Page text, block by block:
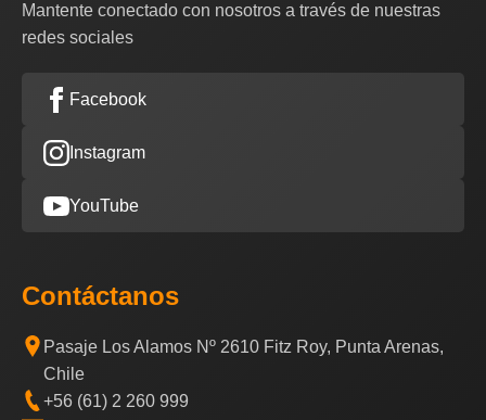
Mantente conectado con nosotros a través de nuestras
redes sociales
Facebook
Instagram
YouTube
Contáctanos
Pasaje Los Alamos Nº 2610 Fitz Roy, Punta Arenas,
Chile
+56 (61) 2 260 999